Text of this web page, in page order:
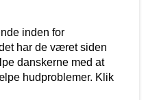
inden for
har de været siden
danskerne med at
hudproblemer. Klik